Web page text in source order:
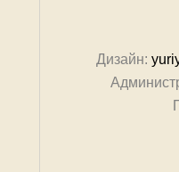
Дизайн: